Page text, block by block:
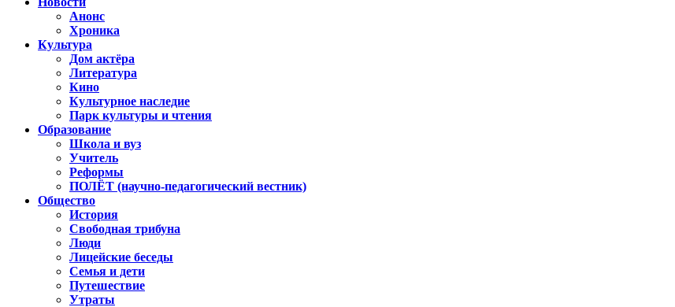
Анонс
Хроника
Культура
Дом актёра
Литература
Кино
Культурное наследие
Парк культуры и чтения
Образование
Школа и вуз
Учитель
Реформы
ПОЛЁТ (научно-педагогический вестник)
Общество
История
Свободная трибуна
Люди
Лицейские беседы
Семья и дети
Путешествие
Утраты